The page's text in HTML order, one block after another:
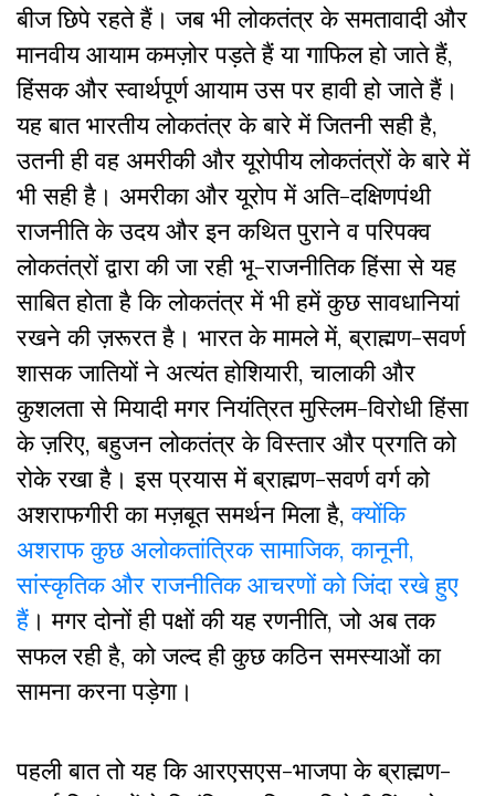
बीज छिपे रहते हैं। जब भी लोकतंत्र के समतावादी और
मानवीय आयाम कमज़ोर पड़ते हैं या गाफिल हो जाते हैं,
हिंसक और स्वार्थपूर्ण आयाम उस पर हावी हो जाते हैं।
यह बात भारतीय लोकतंत्र के बारे में जितनी सही है,
उतनी ही वह अमरीकी और यूरोपीय लोकतंत्रों के बारे में
भी सही है। अमरीका और यूरोप में अति-दक्षिणपंथी
राजनीति के उदय और इन कथित पुराने व परिपक्व
लोकतंत्रों द्वारा की जा रही भू-राजनीतिक हिंसा से यह
साबित होता है कि लोकतंत्र में भी हमें कुछ सावधानियां
रखने की ज़रूरत है। भारत के मामले में, ब्राह्मण-सवर्ण
शासक जातियों ने अत्यंत होशियारी, चालाकी और
कुशलता से मियादी मगर नियंत्रित मुस्लिम-विरोधी हिंसा
के ज़रिए, बहुजन लोकतंत्र के विस्तार और प्रगति को
रोके रखा है। इस प्रयास में ब्राह्मण-सवर्ण वर्ग को
अशराफगीरी का मज़बूत समर्थन मिला है,क्योंकि
अशराफ कुछ अलोकतांत्रिक सामाजिक, कानूनी,
सांस्कृतिक और राजनीतिक आचरणों को जिंदा रखे हुए
हैं । मगर दोनों ही पक्षों की यह रणनीति, जो अब तक
सफल रही है, को जल्द ही कुछ कठिन समस्याओं का
सामना करना पड़ेगा।
पहली बात तो यह कि आरएसएस-भाजपा के ब्राह्मण-